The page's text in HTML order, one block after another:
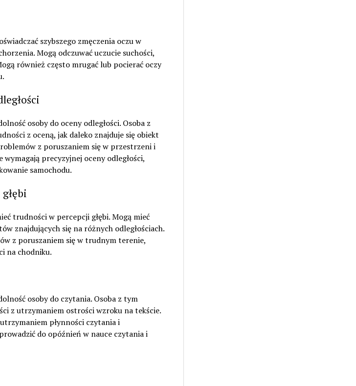
szybszego zmęczenia oczu w
Mogą odczuwać uczucie suchości,
również często mrugać lub pocierać oczy
osoby do oceny odległości. Osoba z
z oceną, jak daleko znajduje się obiekt
z poruszaniem się w przestrzeni i
precyzyjnej oceny odległości,
samochodu.
trudności w percepcji głębi. Mogą mieć
znajdujących się na różnych odległościach.
z poruszaniem się w trudnym terenie,
na chodniku.
osoby do czytania. Osoba z tym
z utrzymaniem ostrości wzroku na tekście.
płynności czytania i
do opóźnień w nauce czytania i